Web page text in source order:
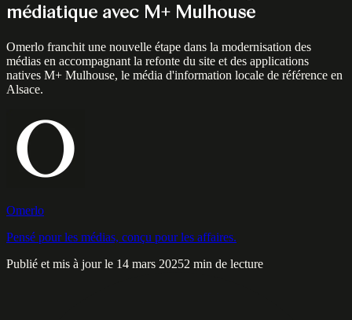
médiatique avec M+ Mulhouse
Omerlo franchit une nouvelle étape dans la modernisation des
médias en accompagnant la refonte du site et des applications
natives M+ Mulhouse, le média d'information locale de référence en
Alsace.
Omerlo
Pensé pour les médias, conçu pour les affaires.
Publié et mis à jour le 14 mars 20252 min de lecture